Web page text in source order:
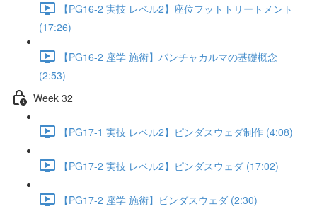
【PG16-2 実技 レベル2】座位フットトリートメント
(17:26)
【PG16-2 座学 施術】パンチャカルマの基礎概念
(2:53)
Week 32
【PG17-1 実技 レベル2】ピンダスウェダ制作 (4:08)
【PG17-2 実技 レベル2】ピンダスウェダ (17:02)
【PG17-2 座学 施術】ピンダスウェダ (2:30)